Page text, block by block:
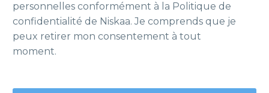
personnelles conformément à la Politique de
confidentialité de Niskaa. Je comprends que je
peux retirer mon consentement à tout
moment.
Please